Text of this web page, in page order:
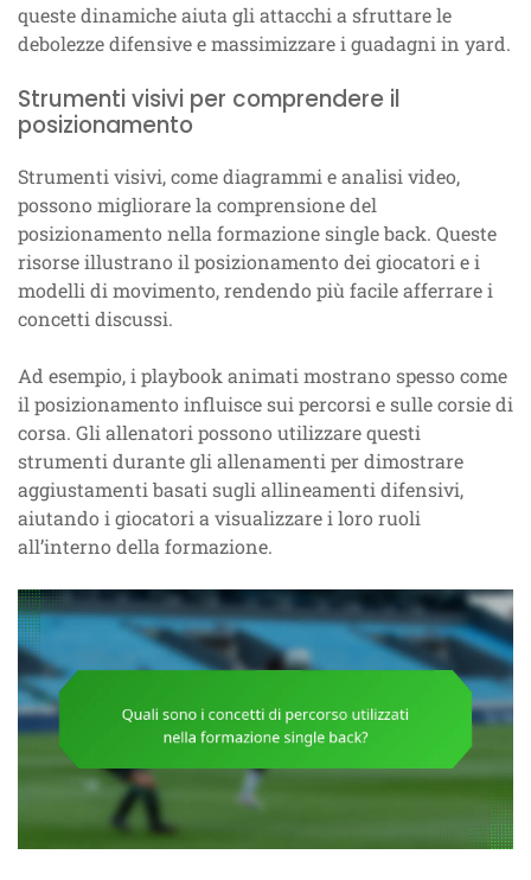
queste dinamiche aiuta gli attacchi a sfruttare le
debolezze difensive e massimizzare i guadagni in yard.
Strumenti visivi per comprendere il
posizionamento
Strumenti visivi, come diagrammi e analisi video,
possono migliorare la comprensione del
posizionamento nella formazione single back. Queste
risorse illustrano il posizionamento dei giocatori e i
modelli di movimento, rendendo più facile afferrare i
concetti discussi.
Ad esempio, i playbook animati mostrano spesso come
il posizionamento influisce sui percorsi e sulle corsie di
corsa. Gli allenatori possono utilizzare questi
strumenti durante gli allenamenti per dimostrare
aggiustamenti basati sugli allineamenti difensivi,
aiutando i giocatori a visualizzare i loro ruoli
all’interno della formazione.